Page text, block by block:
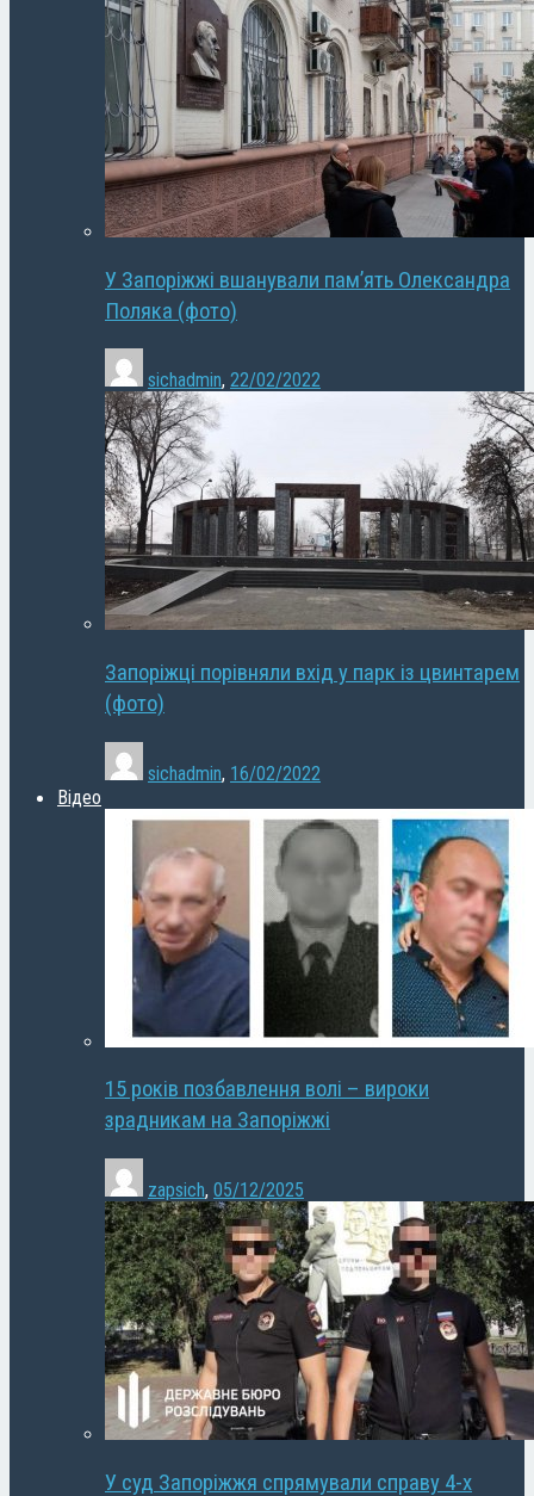
У Запоріжжі вшанували пам’ять Олександра
Поляка (фото)
sichadmin, 22/02/2022
Запоріжці порівняли вхід у парк із цвинтарем
(фото)
sichadmin, 16/02/2022
Відео
15 років позбавлення волі – вироки
зрадникам на Запоріжжі
zapsich, 05/12/2025
У суд Запоріжжя спрямували справу 4-х